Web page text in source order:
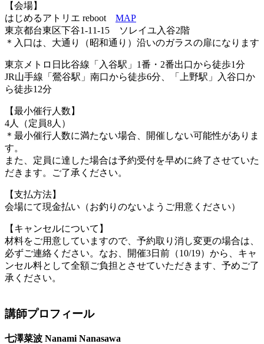
【会場】
はじめるアトリエ reboot MAP
東京都台東区下谷1-11-15 ソレイユ入谷2階
＊入口は、大通り（昭和通り）沿いのガラスの扉になります
東京メトロ日比谷線「入谷駅」1番・2番出口から徒歩1分
JR山手線「鶯谷駅」南口から徒歩6分、「上野駅」入谷口か
ら徒歩12分
【最小催行人数】
4人（定員8人）
＊最小催行人数に満たない場合、開催しない可能性がありま
す。
また、定員に達した場合は予約受付を早めに終了させていた
だきます。ご了承ください。
【支払方法】
会場にて現金払い（お釣りのないようご用意ください）
【キャンセルについて】
材料をご用意していますので、予約取り消し変更の場合は、
必ずご連絡ください。なお、開催3日前（10/19）から、キャ
ンセル料として全額ご負担とさせていただきます、予めご了
承ください。
講師プロフィール
七澤菜波 Nanami Nanasawa